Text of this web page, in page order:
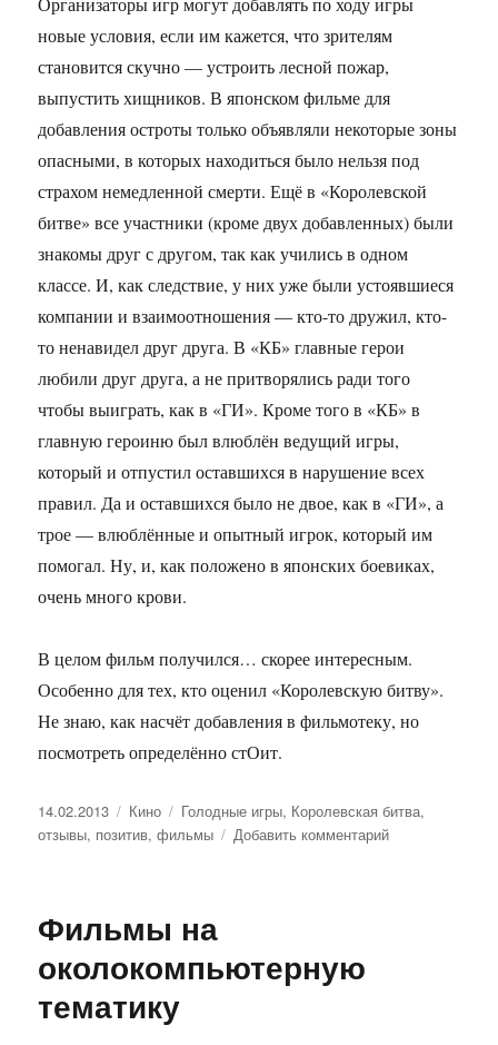
новые условия, если им кажется, что зрителям
становится скучно — устроить лесной пожар,
выпустить хищников. В японском фильме для
добавления остроты только объявляли некоторые зоны
опасными, в которых находиться было нельзя под
страхом немедленной смерти. Ещё в «Королевской
битве» все участники (кроме двух добавленных) были
знакомы друг с другом, так как учились в одном
классе. И, как следствие, у них уже были устоявшиеся
компании и взаимоотношения — кто-то дружил, кто-
то ненавидел друг друга. В «КБ» главные герои
любили друг друга, а не притворялись ради того
чтобы выиграть, как в «ГИ». Кроме того в «КБ» в
главную героиню был влюблён ведущий игры,
который и отпустил оставшихся в нарушение всех
правил. Да и оставшихся было не двое, как в «ГИ», а
трое — влюблённые и опытный игрок, который им
помогал. Ну, и, как положено в японских боевиках,
очень много крови.
В целом фильм получился… скорее интересным.
Особенно для тех, кто оценил «Королевскую битву».
Не знаю, как насчёт добавления в фильмотеку, но
посмотреть определённо стОит.
Опубликовано
14.02.2013 Рубрики
Кино Метки
Голодные игры, Королевская битва,
отзывы, позитив,фильмы Добавить комментарий
Фильмы на
околокомпьютерную
тематику